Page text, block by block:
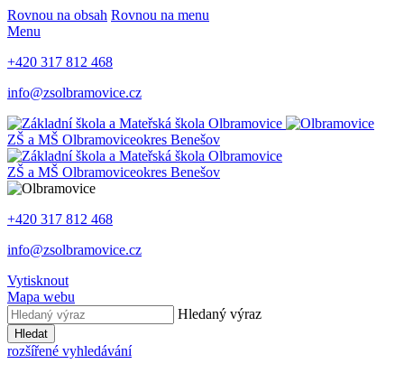
Rovnou na obsah Rovnou na menu
Menu
+420 317 812 468
info@zsolbramovice.cz
ZŠ a MŠ Olbramoviceokres Benešov
ZŠ a MŠ Olbramoviceokres Benešov
+420 317 812 468
info@zsolbramovice.cz
Vytisknout
Mapa webu
Hledaný výraz
Hledat
rozšířené vyhledávání